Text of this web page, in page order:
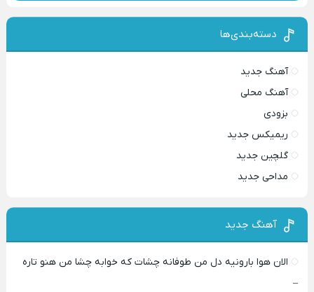
دسته‌بندی‌ها
آهنگ جدید
آهنگ محلی
بزودی
ریمیکس جدید
گلچین جدید
مداحی جدید
آهنگ جدید
الان هوا بارونیه دل من طوفانه چشات که خوابه چشا من هنو تاره
–